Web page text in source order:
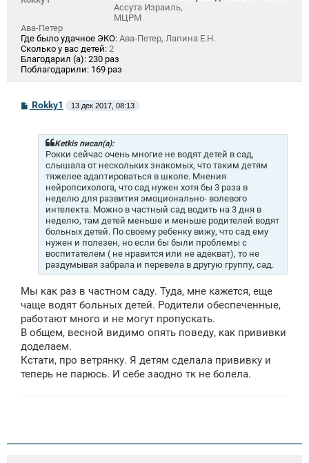
Ассута Израиль,
МЦРМ
Ава-Петер
Где было удачное ЭКО: Ава-Петер, Лапина Е.Н.
Сколько у вас детей: 2
Благодарил (а): 230 раз
Поблагодарили: 169 раз
СRokky1 13 дек 2017, 08:13
Ketkis писал(а):
Рокки сейчас очень многие не водят детей в сад,
слышала от нескольких знакомых, что таким детям
тяжелее адаптироваться в школе. Мнения
нейропсихолога, что сад нужен хотя бы 3 раза в
неделю для развития эмоционально- волевого
интелекта. Можно в частный сад водить на 3 дня в
неделю, там детей меньше и меньше родителей водят
больных детей. По своему ребенку вижу, что сад ему
нужен и полезен, но если бы были проблемы с
воспитателем ( не нравится или не адекват), то не
раздумывая забрала и перевела в другую группу, сад.
Мы как раз в частном саду. Туда, мне кажется, еще
чаще водят больных детей. Родители обеспеченные,
работают много и не могут пропускать.
В общем, весной видимо опять поведу, как прививки
доделаем.
Кстати, про ветрянку. Я детям сделала прививку и
теперь не парюсь. И себе заодно тк не болела.